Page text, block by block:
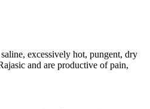
excessively hot, pungent, dry
and are productive of pain,